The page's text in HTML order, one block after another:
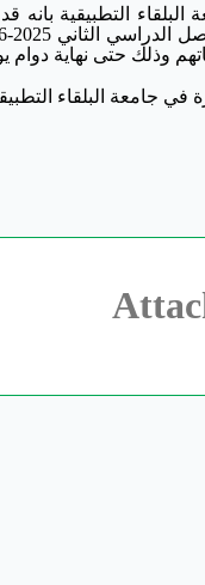
التطبيقية بانه
حتى نهاية دوام يوم
في جامعة البلقاء